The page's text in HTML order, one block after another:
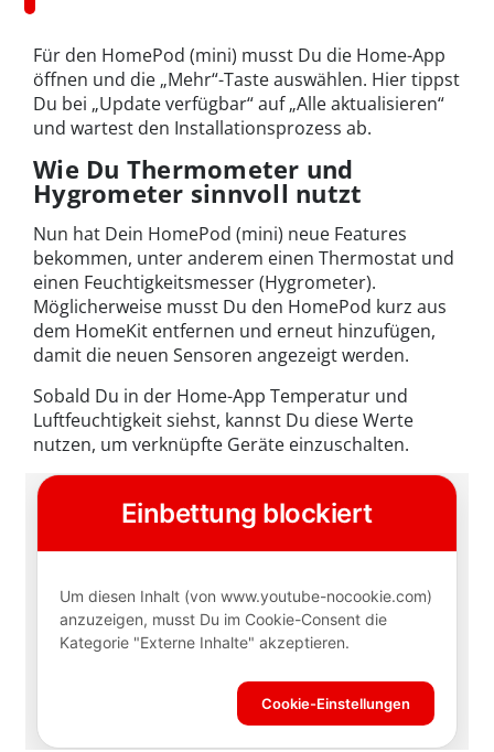
Für den HomePod (mini) musst Du die Home-App
öffnen und die „Mehr“-Taste auswählen. Hier tippst
Du bei „Update verfügbar“ auf „Alle aktualisieren“
und wartest den Installationsprozess ab.
Wie Du Thermometer und
Hygrometer sinnvoll nutzt
Nun hat Dein HomePod (mini) neue Features
bekommen, unter anderem einen Thermostat und
einen Feuchtigkeitsmesser (Hygrometer).
Möglicherweise musst Du den HomePod kurz aus
dem HomeKit entfernen und erneut hinzufügen,
damit die neuen Sensoren angezeigt werden.
Sobald Du in der Home-App Temperatur und
Luftfeuchtigkeit siehst, kannst Du diese Werte
nutzen, um verknüpfte Geräte einzuschalten.